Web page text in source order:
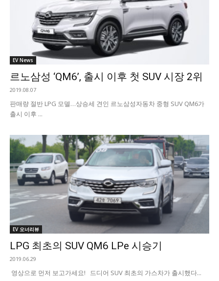
EV News
르노삼성 ‘QM6’, 출시 이후 첫 SUV 시장 2위
2019.08.07
판매량 절반 LPG 모델…상승세 견인 르노삼성자동차 중형 SUV QM6가
출시 이후 ...
EV 오너리뷰
LPG 최초의 SUV QM6 LPe 시승기
2019.06.29
영상으로 먼저 보고가세요! 드디어 SUV 최초의 가스차가 출시했다...